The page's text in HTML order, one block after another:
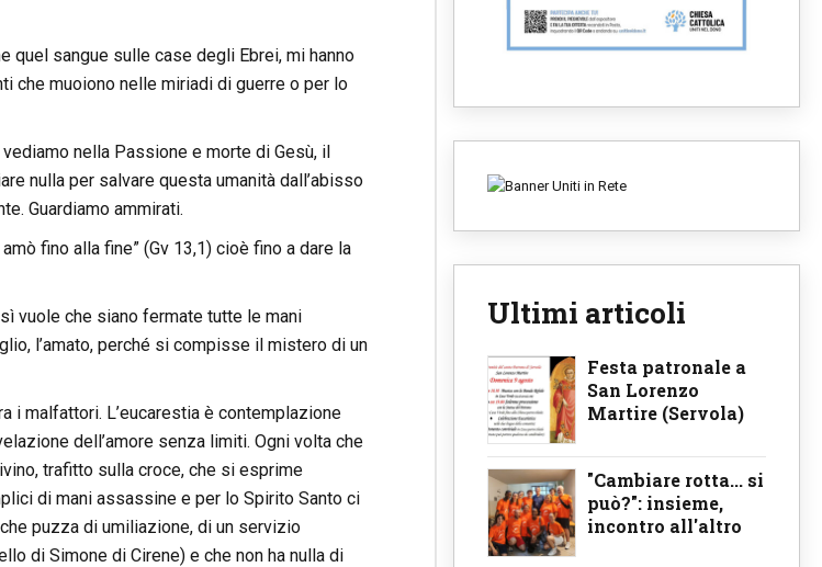
quel sangue sulle case degli Ebrei, mi hanno
che muoiono nelle miriadi di guerre o per lo
nella Passione e morte di Gesù, il
nulla per salvare questa umanità dall’abisso
Guardiamo ammirati.
fino alla fine” (Gv 13,1) cioè fino a dare la
vuole che siano fermate tutte le mani
l’amato, perché si compisse il mistero di un
i malfattori. L’eucarestia è contemplazione
dell’amore senza limiti. Ogni volta che
trafitto sulla croce, che si esprime
di mani assassine e per lo Spirito Santo ci
puzza di umiliazione, di un servizio
di Simone di Cirene) e che non ha nulla di
Ultimi articoli
Festa patronale a
San Lorenzo
Martire (Servola)
"Cambiare rotta... si
può?": insieme,
incontro all'altro